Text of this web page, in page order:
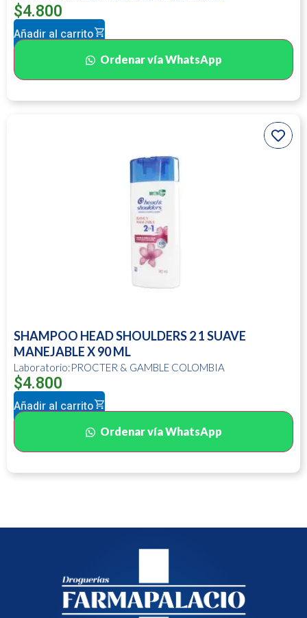
$4.800
Añadir al carrito
Ordenar vía WhatsApp
SHAMPOO HEAD SHOULDERS 2 1 SUAVE
MANEJABLE X 90 ML
Laboratorio:PROCTER & GAMBLE COLOMBIA
$4.800
Añadir al carrito
Ordenar vía WhatsApp